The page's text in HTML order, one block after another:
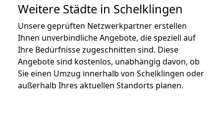
Weitere Städte in Schelklingen
Unsere geprüften Netzwerkpartner erstellen
Ihnen unverbindliche Angebote, die speziell auf
Ihre Bedürfnisse zugeschnitten sind. Diese
Angebote sind kostenlos, unabhängig davon, ob
Sie einen Umzug innerhalb von Schelklingen oder
außerhalb Ihres aktuellen Standorts planen.